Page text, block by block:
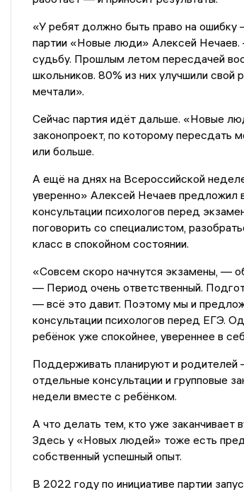
«У ребят должно быть право на
партии «Новые люди» Алексей
судьбу. Прошлым летом пересдачей
школьников. 80% из них улучшили свой
мечтали».
Сейчас партия идёт дальше. «Новые
законопроект, по которому пересдать
или больше.
А ещё на днях на Всероссийской
уверенно» Алексей Нечаев предложил
консультации психологов перед
поговорить со специалистом,
класс в спокойном состоянии.
«Совсем скоро начнутся экзамены, —
— Период очень ответственный.
— всё это давит. Поэтому мы и
консультации психологов перед ЕГЭ.
ребёнок уже спокойнее, увереннее в
Поддерживать планируют и
отдельные консультации и групповые
недели вместе с ребёнком.
А что делать тем, кто уже заканчивает
Здесь у «Новых людей» тоже есть
собственный успешный опыт.
В 2022 году по инициативе партии